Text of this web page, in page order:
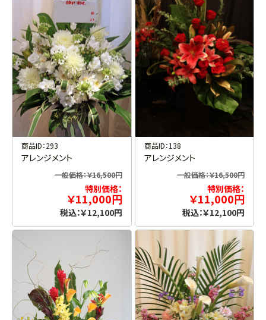
商品ID：293
アレンジメント
一般価格：￥16,500円
特別価格：
￥11,000円
税込：￥12,100円
商品ID：138
アレンジメント
一般価格：￥16,500円
特別価格：
￥11,000円
税込：￥12,100円
お買い物を続ける カートへ進む